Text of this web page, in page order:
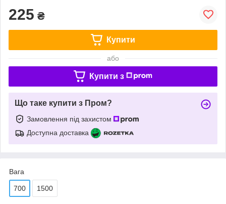
225 ₴
Купити
або
Купити з
Що таке купити з Пром?
Замовлення під захистом
Доступна доставка
Вага
700 1500